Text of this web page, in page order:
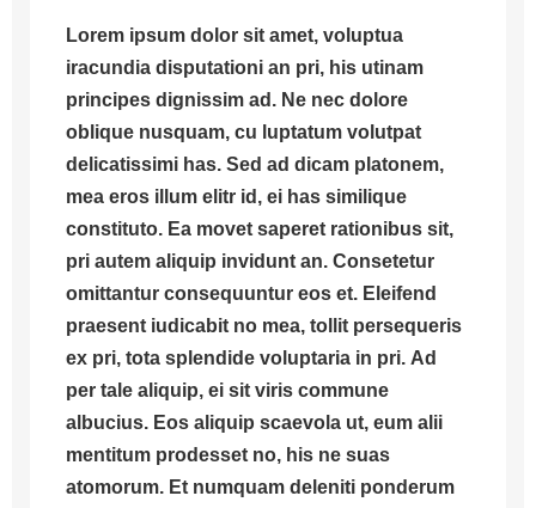
Lorem ipsum dolor sit amet, voluptua
iracundia disputationi an pri, his utinam
principes dignissim ad. Ne nec dolore
oblique nusquam, cu luptatum volutpat
delicatissimi has. Sed ad dicam platonem,
mea eros illum elitr id, ei has similique
constituto. Ea movet saperet rationibus sit,
pri autem aliquip invidunt an. Consetetur
omittantur consequuntur eos et. Eleifend
praesent iudicabit no mea, tollit persequeris
ex pri, tota splendide voluptaria in pri. Ad
per tale aliquip, ei sit viris commune
albucius. Eos aliquip scaevola ut, eum alii
mentitum prodesset no, his ne suas
atomorum. Et numquam deleniti ponderum